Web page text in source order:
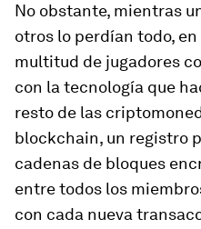
No obstante, mientras
otros lo perdían todo,
multitud de jugadores
con la tecnología que
resto de las
blockchain, un registro
cadenas de bloques
entre todos los
con cada nueva